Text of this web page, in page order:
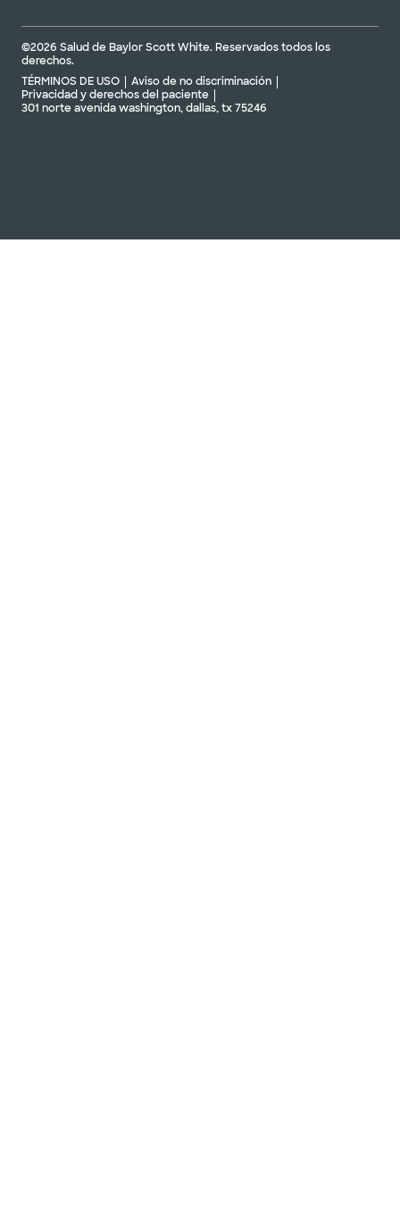
©2026 Salud de Baylor Scott White. Reservados todos los
derechos.
TÉRMINOS DE USO
Aviso de no discriminación
Privacidad y derechos del paciente
301 norte avenida washington, dallas, tx 75246